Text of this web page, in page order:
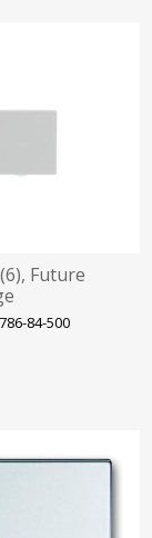
Future
84-500